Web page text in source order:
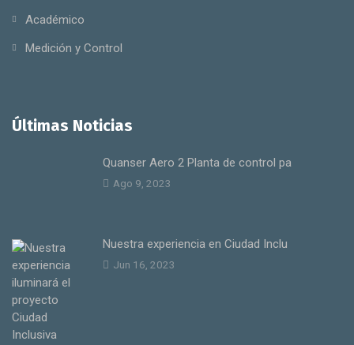
Académico
Medición y Control
Últimas Noticias
Quanser Aero 2 Planta de control pa
Ago 9, 2023
Nuestra experiencia en Ciudad Inclu
Jun 16, 2023